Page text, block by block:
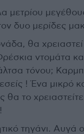
μετρίου
δυο μερίδες
θα χρειαστεί
ντομάτα
τόνου;
! Ένα μικρό
το χρειαστείτε
τηγάνι. Αυγά